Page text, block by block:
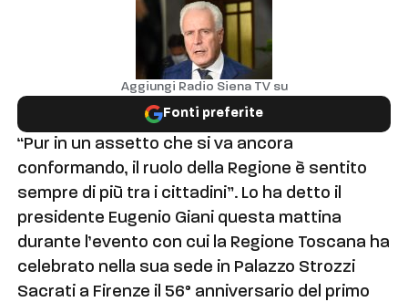
Aggiungi Radio Siena TV su
Fonti preferite
“Pur in un assetto che si va ancora
conformando, il ruolo della Regione è sentito
sempre di più tra i cittadini”. Lo ha detto il
presidente Eugenio Giani questa mattina
durante l’evento con cui la Regione Toscana ha
celebrato nella sua sede in Palazzo Strozzi
Sacrati a Firenze il 56° anniversario del primo